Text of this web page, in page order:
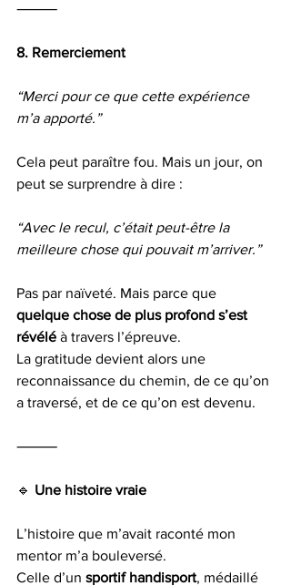
⸻
8. Remerciement
“Merci pour ce que cette expérience
m’a apporté.”
Cela peut paraître fou. Mais un jour, on
peut se surprendre à dire :
“Avec le recul, c’était peut-être la
meilleure chose qui pouvait m’arriver.”
Pas par naïveté. Mais parce que
quelque chose de plus profond s’est
révélé à travers l’épreuve.
La gratitude devient alors une
reconnaissance du chemin, de ce qu’on
a traversé, et de ce qu’on est devenu.
⸻
🔹 Une histoire vraie
L’histoire que m’avait raconté mon
mentor m’a bouleversé.
Celle d’un sportif handisport, médaillé